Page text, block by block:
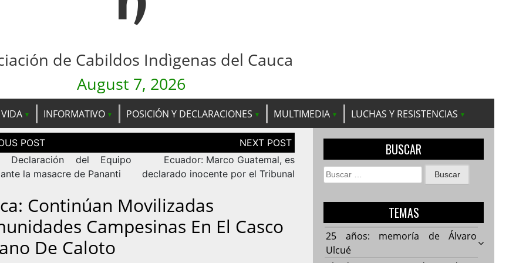
de Cabildos Indìgenas del Cauca
August 7, 2026
INFORMATIVO POSICIÓN Y DECLARACIONES MULTIMEDIA LUCHAS Y RESISTENCIAS
Declaración del Equipo
la masacre de Pananti
Ecuador: Marco Guatemal, es
declarado inocente por el Tribunal
Continúan Movilizadas
Campesinas En El Casco
De Caloto
BUSCAR
Buscar:
TEMAS
25 años: memoría de Álvaro
Ulcué